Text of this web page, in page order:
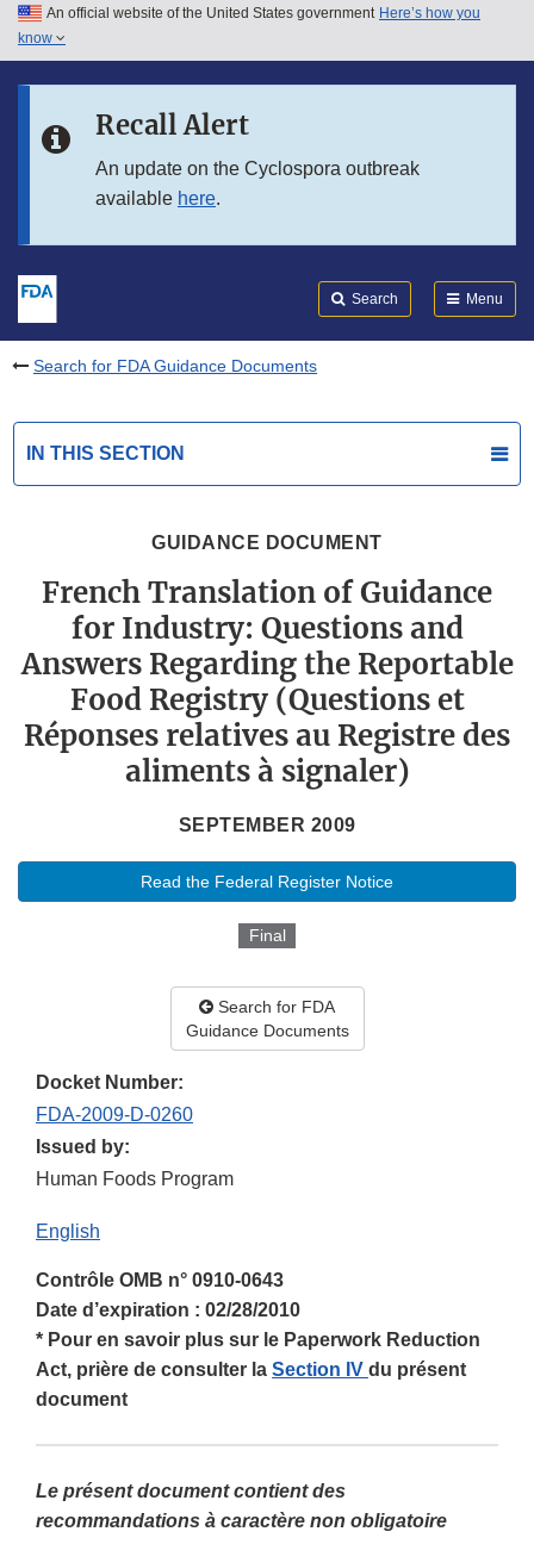
Skip to main content
Skip to in this section menu
An official website of the United States government Here’s how you
know
Recall Alert
An update on the Cyclospora outbreak
available here.
Search Menu
Search for FDA Guidance Documents
IN THIS SECTION
GUIDANCE DOCUMENT
French Translation of Guidance
for Industry: Questions and
Answers Regarding the Reportable
Food Registry (Questions et
Réponses relatives au Registre des
aliments à signaler)
SEPTEMBER 2009
Read the Federal Register Notice
Final
Search for FDA
Guidance Documents
Docket Number:
FDA-2009-D-0260
Issued by:
Human Foods Program
English
Contrôle OMB n° 0910-0643
Date d’expiration : 02/28/2010
* Pour en savoir plus sur le Paperwork Reduction
Act, prière de consulter la Section IV du présent
document
Le présent document contient des
recommandations à caractère non obligatoire